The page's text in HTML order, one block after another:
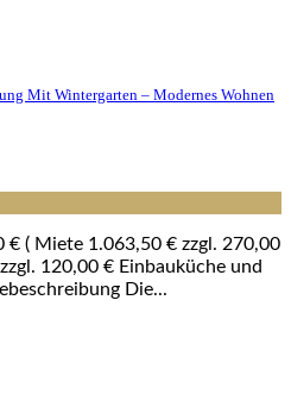
Mit Wintergarten – Modernes Wohnen
€ ( Miete 1.063,50 € zzgl. 270,00
120,00 € Einbauküche und
Die...